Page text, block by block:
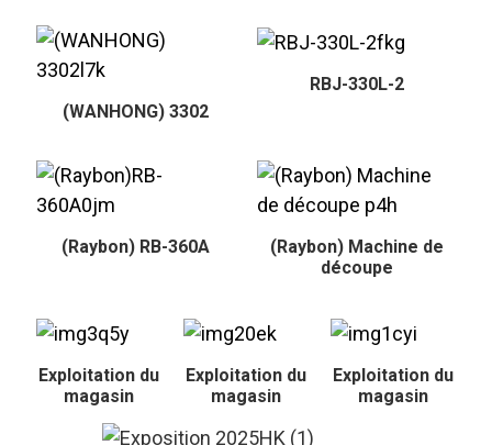
(WANHONG) 3302
RBJ-330L-2
(Raybon) RB-360A
(Raybon) Machine de
découpe
Exploitation du
magasin
Exploitation du
magasin
Exploitation du
magasin